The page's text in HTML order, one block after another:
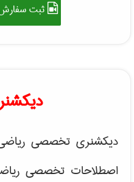
ثبت
دیکشنری تخصصی ریاضی
اصطلاحات تخصصی